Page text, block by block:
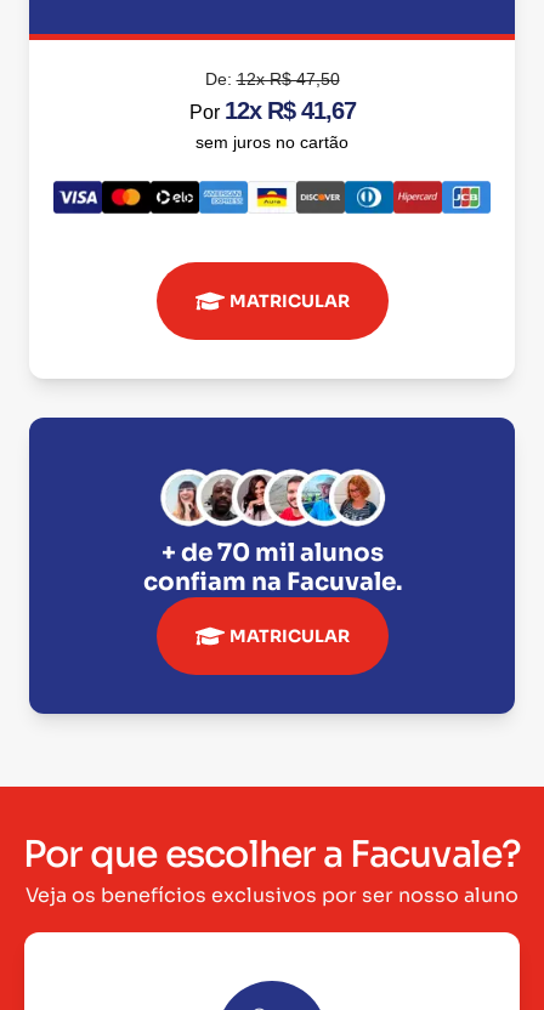
De:12x R$ 47,50
Por 12x R$ 41,67
sem juros no cartão
MATRICULAR
+ de 70 mil alunos
confiam na Facuvale.
MATRICULAR
Por que escolher a Facuvale?
Veja os benefícios exclusivos por ser nosso aluno